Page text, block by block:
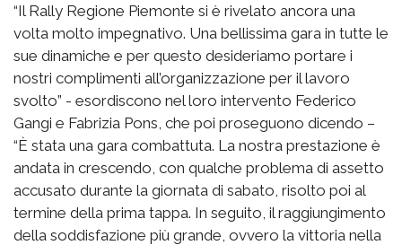
“Il Rally Regione Piemonte si è rivelato ancora una
volta molto impegnativo. Una bellissima gara in tutte le
sue dinamiche e per questo desideriamo portare i
nostri complimenti all’organizzazione per il lavoro
svolto” - esordiscono nel loro intervento Federico
Gangi e Fabrizia Pons, che poi proseguono dicendo –
“È stata una gara combattuta. La nostra prestazione è
andata in crescendo, con qualche problema di assetto
accusato durante la giornata di sabato, risolto poi al
termine della prima tappa. In seguito, il raggiungimento
della soddisfazione più grande, ovvero la vittoria nella